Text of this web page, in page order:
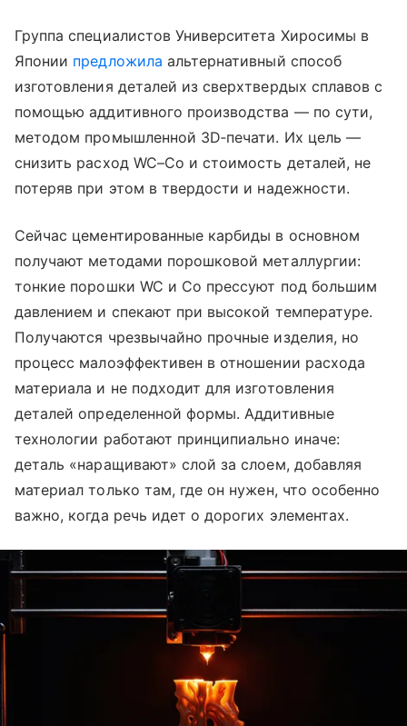
Группа специалистов Университета Хиросимы в
Японии предложила альтернативный способ
изготовления деталей из сверхтвердых сплавов с
помощью аддитивного производства — по сути,
методом промышленной 3D‑печати. Их цель —
снизить расход WC–Co и стоимость деталей, не
потеряв при этом в твердости и надежности.
Сейчас цементированные карбиды в основном
получают методами порошковой металлургии:
тонкие порошки WC и Co прессуют под большим
давлением и спекают при высокой температуре.
Получаются чрезвычайно прочные изделия, но
процесс малоэффективен в отношении расхода
материала и не подходит для изготовления
деталей определенной формы. Аддитивные
технологии работают принципиально иначе:
деталь «наращивают» слой за слоем, добавляя
материал только там, где он нужен, что особенно
важно, когда речь идет о дорогих элементах.